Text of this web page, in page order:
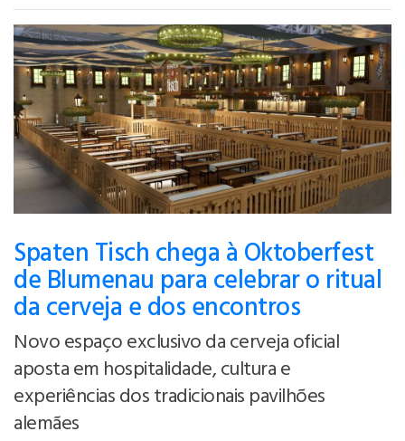
Spaten Tisch chega à Oktoberfest
de Blumenau para celebrar o ritual
da cerveja e dos encontros
Novo espaço exclusivo da cerveja oficial
aposta em hospitalidade, cultura e
experiências dos tradicionais pavilhões
alemães